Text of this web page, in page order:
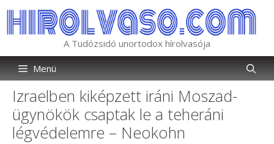
tartalomba
A Tudózsidó unortodox hírolvasója
Menü
Izraelben kiképzett iráni Moszad-
ügynökök csaptak le a teheráni
légvédelemre – Neokohn